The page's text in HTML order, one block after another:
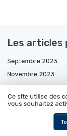
Les articles
Septembre 2023
Novembre 2023
Janvier 2024
Mars 2024
Ce site utilise des
vous souhaitez